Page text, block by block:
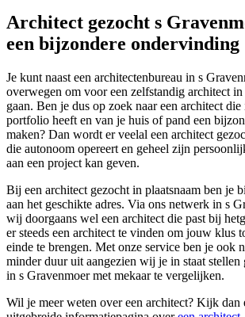
Architect gezocht s
een bijzondere ondervinding
Je kunt naast een architectenbureau in s
overwegen om voor een zelfstandig architect
gaan. Ben je dus op zoek naar een architect
portfolio heeft en van je huis of pand een
maken? Dan wordt er veelal een architect
die autonoom opereert en geheel zijn
aan een project kan geven.
Bij een architect gezocht in plaatsnaam ben je
aan het geschikte adres. Via ons netwerk in s
wij doorgaans wel een architect die past bij
er steeds een architect te vinden om jouw klus
einde te brengen. Met onze service ben je ook
minder duur uit aangezien wij je in staat stellen
in s Gravenmoer met mekaar te vergelijken.
Wil je meer weten over een architect? Kijk dan